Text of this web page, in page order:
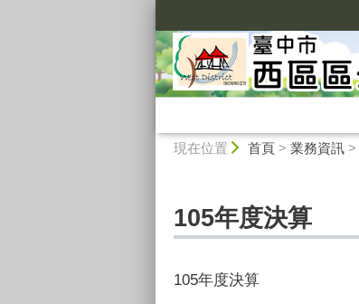
現在位置 首頁> 業務資訊>
105年度決算
105年度決算